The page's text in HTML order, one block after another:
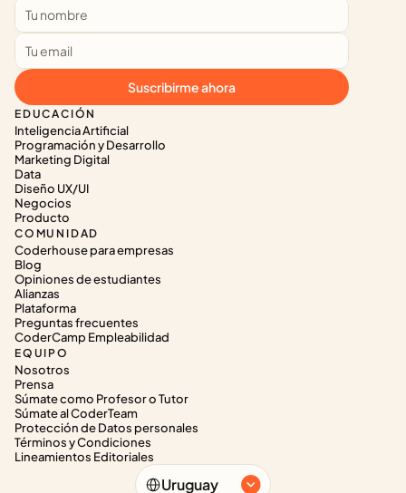
EDUCACIÓN
Inteligencia Artificial
Programación y Desarrollo
Marketing Digital
Data
Diseño UX/UI
Negocios
Producto
COMUNIDAD
Coderhouse para empresas
Blog
Opiniones de estudiantes
Alianzas
Plataforma
Preguntas frecuentes
CoderCamp Empleabilidad
EQUIPO
Nosotros
Prensa
Súmate como Profesor o Tutor
Súmate al CoderTeam
Protección de Datos personales
Términos y Condiciones
Lineamientos Editoriales
Suscribirme ahora
Select Language
Uruguay